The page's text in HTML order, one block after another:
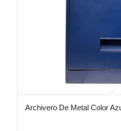
Archivero De Metal Color